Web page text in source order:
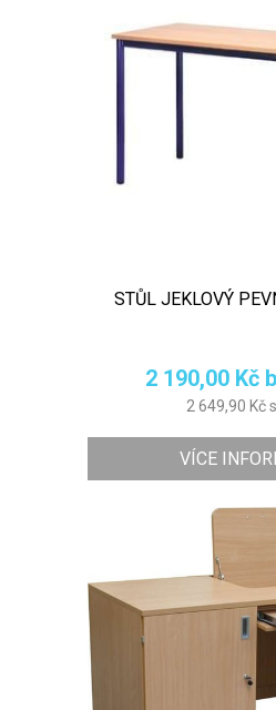
STŮL JEKLOVÝ
2 190,00 Kč
2 649,90 Kč
VÍCE